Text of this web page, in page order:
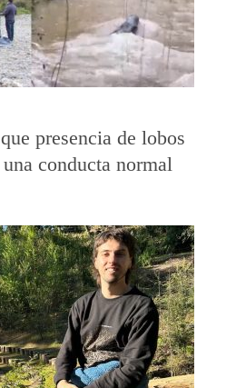
presencia de lobos
conducta normal